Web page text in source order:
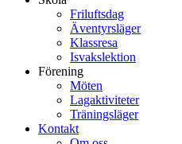
Friluftsdag
Äventyrsläger
Klassresa
Isvakslektion
Förening
Möten
Lagaktiviteter
Träningsläger
Kontakt